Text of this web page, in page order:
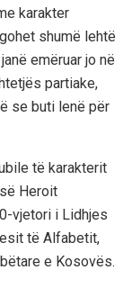
karakter
shumë lehtë
emëruar jo në
partiake,
se buti lenë për
të karakterit
Heroit
vjetori i Lidhjes
të Alfabetit,
e Kosovës.